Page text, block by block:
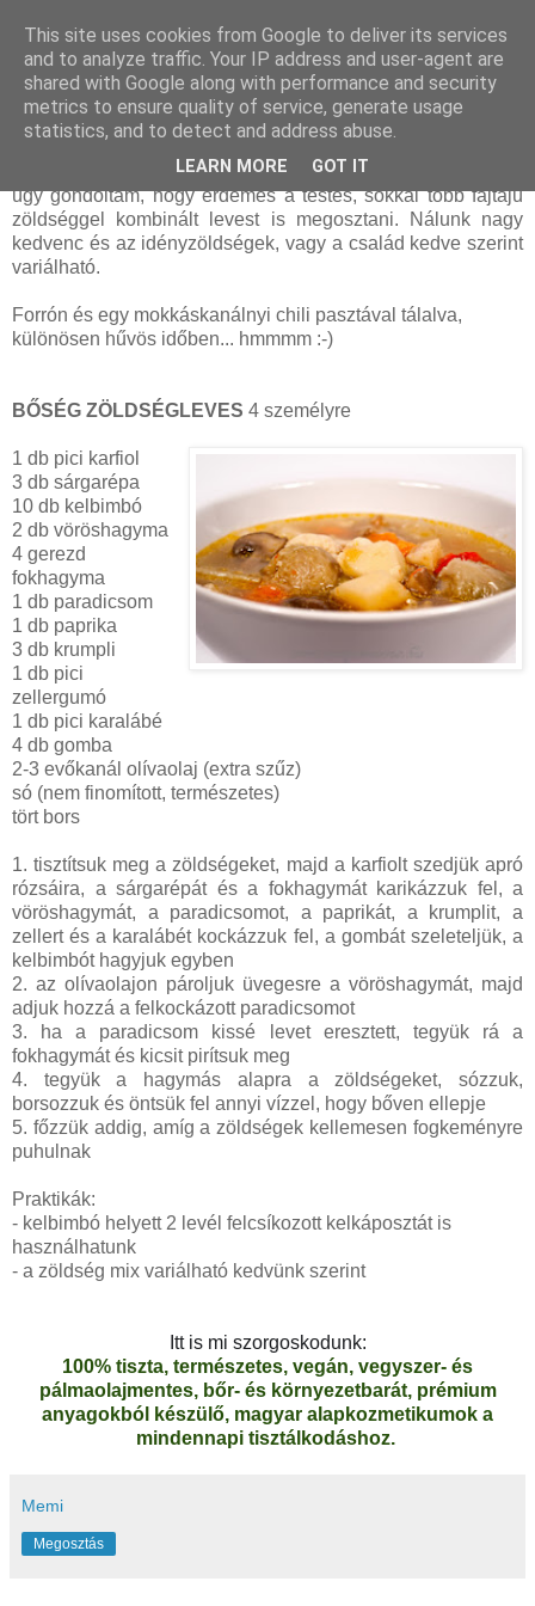
szerda, február 15, 2012
Bőség zöldségleves
A korábban írt könnyed,egyszerű zöldségleves
úgy gondoltam, hogy érdemes a testes, sokkal több fajtájú
zöldséggel kombinált levest is megosztani. Nálunk nagy
kedvenc és az idényzöldségek, vagy a család kedve szerint
variálható.
Forrón és egy mokkáskanálnyi chili pasztával tálalva,
különösen hűvös időben... hmmmm :-)
BŐSÉG ZÖLDSÉGLEVES 4 személyre
1 db pici karfiol
3 db sárgarépa
10 db kelbimbó
2 db vöröshagyma
4 gerezd
fokhagyma
1 db paradicsom
1 db paprika
3 db krumpli
1 db pici
zellergumó
1 db pici karalábé
4 db gomba
2-3 evőkanál olívaolaj (extra szűz)
só (nem finomított, természetes)
tört bors
1. tisztítsuk meg a zöldségeket, majd a karfiolt szedjük apró
rózsáira, a sárgarépát és a fokhagymát karikázzuk fel, a
vöröshagymát, a paradicsomot, a paprikát, a krumplit, a
zellert és a karalábét kockázzuk fel, a gombát szeleteljük, a
kelbimbót hagyjuk egyben
2. az olívaolajon pároljuk üvegesre a vöröshagymát, majd
adjuk hozzá a felkockázott paradicsomot
3. ha a paradicsom kissé levet eresztett, tegyük rá a
fokhagymát és kicsit pirítsuk meg
4. tegyük a hagymás alapra a zöldségeket, sózzuk,
borsozzuk és öntsük fel annyi vízzel, hogy bőven ellepje
5. főzzük addig, amíg a zöldségek kellemesen fogkeményre
puhulnak
Praktikák:
- kelbimbó helyett 2 levél felcsíkozott kelkáposztát is
használhatunk
- a zöldség mix variálható kedvünk szerint
Itt is mi szorgoskodunk:
100% tiszta, természetes, vegán, vegyszer- és
pálmaolajmentes, bőr- és környezetbarát, prémium
anyagokból készülő, magyar alapkozmetikumok a
mindennapi tisztálkodáshoz.
Memi
Megosztás
This site uses cookies from Google to deliver its services
and to analyze traffic. Your IP address and user-agent are
shared with Google along with performance and security
metrics to ensure quality of service, generate usage
statistics, and to detect and address abuse.
LEARN MORE GOT IT